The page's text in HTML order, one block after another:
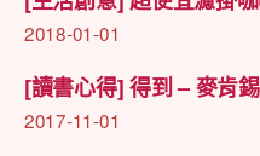
2018-01-01
[讀書心得] 得到 – 麥肯
2017-11-01